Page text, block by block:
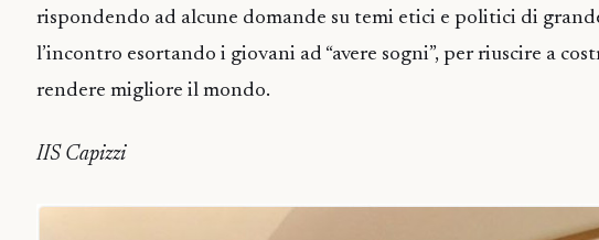
rispondendo ad alcune domande su temi etici e politici di
l’incontro esortando i giovani ad “avere sogni”, per riuscire a
rendere migliore il mondo.
IIS Capizzi